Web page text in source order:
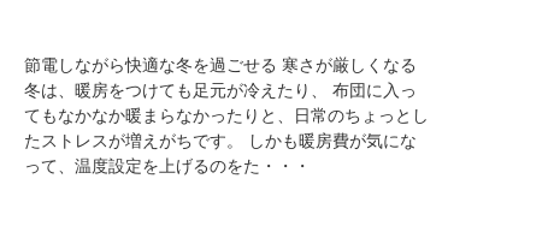
節電しながら快適な冬を過ごせる 寒さが厳しくなる
冬は、暖房をつけても足元が冷えたり、 布団に入っ
てもなかなか暖まらなかったりと、日常のちょっとし
たストレスが増えがちです。 しかも暖房費が気にな
って、温度設定を上げるのをた・・・